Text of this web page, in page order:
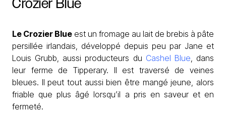
Le Crozier Blue est un fromage au lait de brebis à pâte
persillée irlandais, développé depuis peu par Jane et
Louis Grubb, aussi producteurs du Cashel Blue, dans
leur ferme de Tipperary. Il est traversé de veines
bleues. Il peut tout aussi bien être mangé jeune, alors
friable que plus âgé lorsqu’il a pris en saveur et en
fermeté.